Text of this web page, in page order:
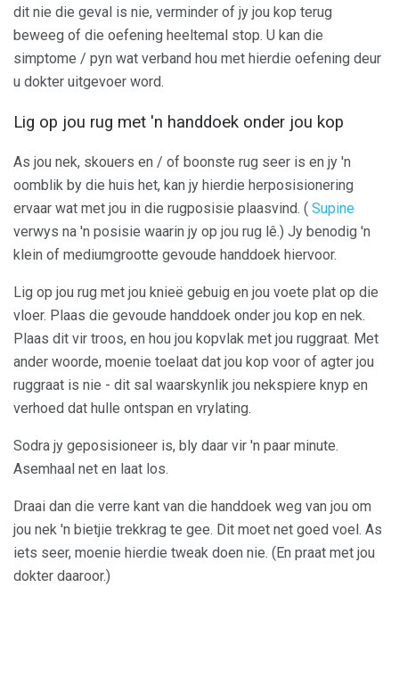
dit nie die geval is nie, verminder of jy jou kop terug
beweeg of die oefening heeltemal stop. U kan die
simptome / pyn wat verband hou met hierdie oefening deur
u dokter uitgevoer word.
Lig op jou rug met 'n handdoek onder jou kop
As jou nek, skouers en / of boonste rug seer is en jy 'n
oomblik by die huis het, kan jy hierdie herposisionering
ervaar wat met jou in die rugposisie plaasvind. ( Supine
verwys na 'n posisie waarin jy op jou rug lê.) Jy benodig 'n
klein of mediumgrootte gevoude handdoek hiervoor.
Lig op jou rug met jou knieë gebuig en jou voete plat op die
vloer. Plaas die gevoude handdoek onder jou kop en nek.
Plaas dit vir troos, en hou jou kopvlak met jou ruggraat. Met
ander woorde, moenie toelaat dat jou kop voor of agter jou
ruggraat is nie - dit sal waarskynlik jou nekspiere knyp en
verhoed dat hulle ontspan en vrylating.
Sodra jy geposisioneer is, bly daar vir 'n paar minute.
Asemhaal net en laat los.
Draai dan die verre kant van die handdoek weg van jou om
jou nek 'n bietjie trekkrag te gee. Dit moet net goed voel. As
iets seer, moenie hierdie tweak doen nie. (En praat met jou
dokter daaroor.)